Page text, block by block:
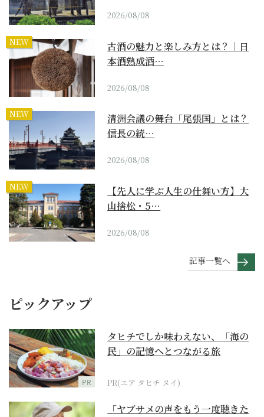
2026/08/08
NEW
古酒の魅力と楽しみ方とは？｜日
本酒熟成酒…
2026/08/08
NEW
清洲会議の舞台「尾張国」とは？
信長の統…
2026/08/08
NEW
【先人に学ぶ人生の仕舞い方】大
山捨松・5…
2026/08/08
記事一覧へ
ピックアップ
PR
タヒチでしか味わえない、「海の
民」の記憶へとつながる旅
PR(エア タヒチ ヌイ)
「ヤブサメの声をもう一度聴きた